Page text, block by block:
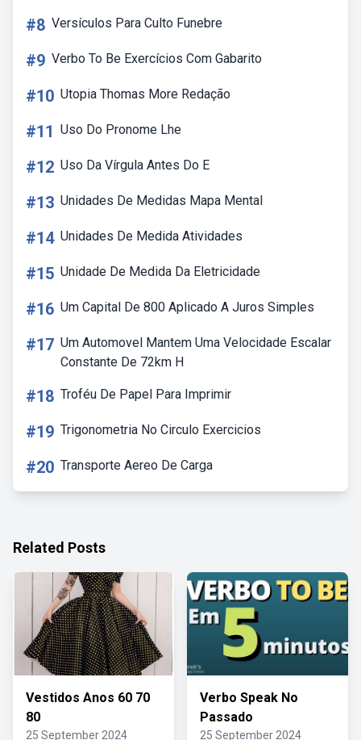
#8 Versículos Para Culto Funebre
#9 Verbo To Be Exercícios Com Gabarito
#10 Utopia Thomas More Redação
#11 Uso Do Pronome Lhe
#12 Uso Da Vírgula Antes Do E
#13 Unidades De Medidas Mapa Mental
#14 Unidades De Medida Atividades
#15 Unidade De Medida Da Eletricidade
#16 Um Capital De 800 Aplicado A Juros Simples
#17 Um Automovel Mantem Uma Velocidade Escalar
Constante De 72km H
#18 Troféu De Papel Para Imprimir
#19 Trigonometria No Circulo Exercicios
#20 Transporte Aereo De Carga
Related Posts
Vestidos Anos 60 70
80
25 September 2024
Verbo Speak No
Passado
25 September 2024